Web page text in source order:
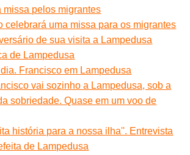
missa pelos migrantes
celebrará uma missa para os migrantes
de sua visita a Lampedusa
de Lampedusa
Francisco em Lampedusa
vai sozinho a Lampedusa, sob a
sobriedade. Quase em um voo de
história para a nossa ilha''. Entrevista
de Lampedusa